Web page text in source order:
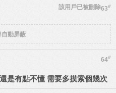
63#
該用戶已被刪除
自動屏蔽
64#
是有點不懂 需要多摸索個幾次